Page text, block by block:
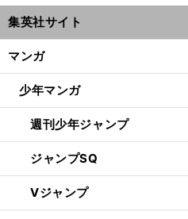
集英社サイト
マンガ
少年マンガ
週刊少年ジャンプ
ジャンプSQ
Vジャンプ